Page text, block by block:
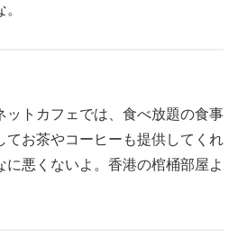
ットカフェでは、食べ放題の食事
てお茶やコーヒーも提供してくれ
に悪くないよ。香港の棺桶部屋よ